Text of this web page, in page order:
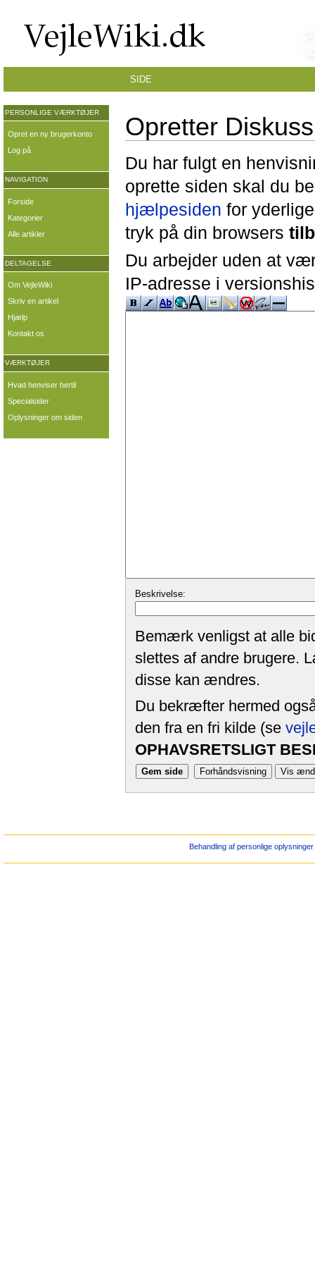
Opretter
Du har fulgt en
oprette siden skal du
hjælpesiden for
tryk på din browsers
Du arbejder uden at
IP-adresse i
Beskrivelse:
Bemærk venligst at alle
slettes af andre brugere.
disse kan ændres.
Du bekræfter hermed
den fra en fri kilde (se
OPHAVSRETSLIGT
SIDE
PERSONLIGE VÆRKTØJER
Opret en ny brugerkonto
Log på
NAVIGATION
Forside
Kategorier
Alle artikler
DELTAGELSE
Om VejleWiki
Skriv en artikel
Hjælp
Kontakt os
VÆRKTØJER
Hvad henviser hertil
Specialsider
Oplysninger om siden
Behandling af personlige oplysninger